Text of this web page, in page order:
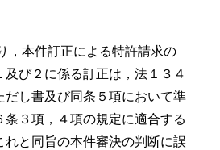
本件訂正による特許請求の
及び２に係る訂正は，法１３４
だし書及び同条５項において準
条３項，４項の規定に適合する
れと同旨の本件審決の判断に誤